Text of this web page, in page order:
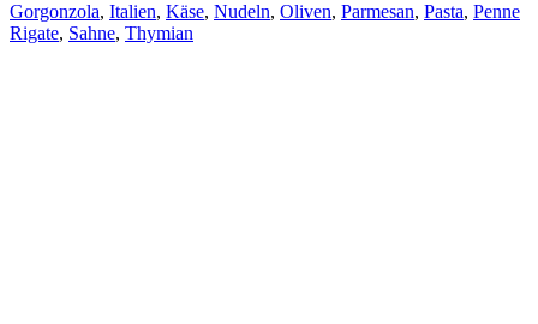
Gorgonzola, Italien, Käse, Nudeln, Oliven, Parmesan, Pasta, Penne
Rigate, Sahne, Thymian